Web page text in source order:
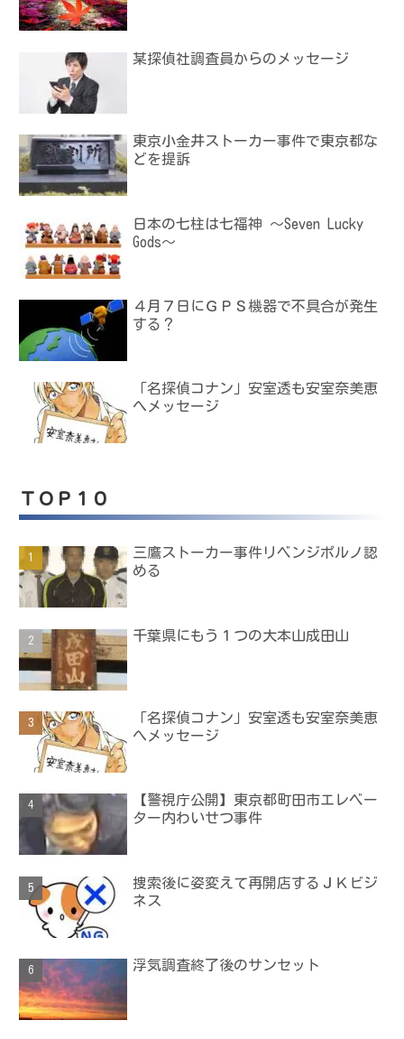
某探偵社調査員からのメッセージ
東京小金井ストーカー事件で東京都な
どを提訴
日本の七柱は七福神 ～Seven Lucky
Gods～
４月７日にＧＰＳ機器で不具合が発生
する？
「名探偵コナン」安室透も安室奈美恵
へメッセージ
ＴＯＰ１０
三鷹ストーカー事件リベンジポルノ認
める
千葉県にもう１つの大本山成田山
「名探偵コナン」安室透も安室奈美恵
へメッセージ
【警視庁公開】東京都町田市エレベー
ター内わいせつ事件
捜索後に姿変えて再開店するＪＫビジ
ネス
浮気調査終了後のサンセット